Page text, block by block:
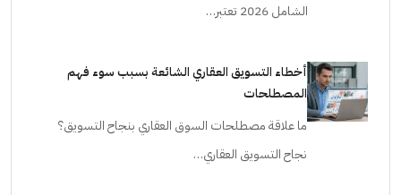
الشامل 2026 تعتبر…
أخطاء التسويق العقاري الشائعة بسبب سوء فهم
المصطلحات
ما علاقة مصطلحات السوق العقاري بنجاح التسويق؟
نجاح التسويق العقاري…